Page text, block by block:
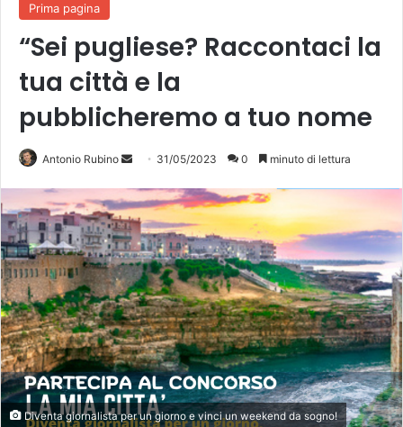
Prima pagina
“Sei pugliese? Raccontaci la
tua città e la
pubblicheremo a tuo nome
Antonio Rubino
Invia 31/05/2023 0 minuto di lettura
Diventa giornalista per un giorno e vinci un weekend da sogno!